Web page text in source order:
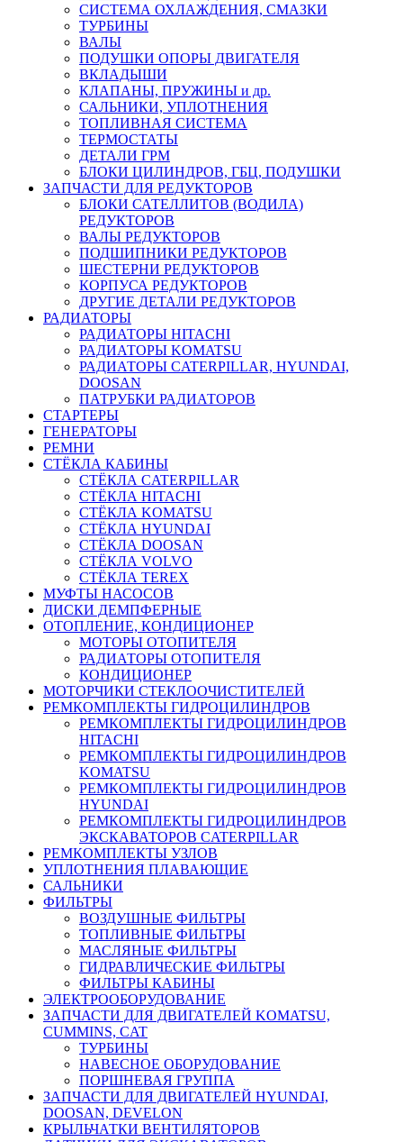
СИСТЕМА ОХЛАЖДЕНИЯ, СМАЗКИ
ТУРБИНЫ
ВАЛЫ
ПОДУШКИ ОПОРЫ ДВИГАТЕЛЯ
ВКЛАДЫШИ
КЛАПАНЫ, ПРУЖИНЫ и др.
САЛЬНИКИ, УПЛОТНЕНИЯ
ТОПЛИВНАЯ СИСТЕМА
ТЕРМОСТАТЫ
ДЕТАЛИ ГРМ
БЛОКИ ЦИЛИНДРОВ, ГБЦ, ПОДУШКИ
ЗАПЧАСТИ ДЛЯ РЕДУКТОРОВ
БЛОКИ САТЕЛЛИТОВ (ВОДИЛА)
РЕДУКТОРОВ
ВАЛЫ РЕДУКТОРОВ
ПОДШИПНИКИ РЕДУКТОРОВ
ШЕСТЕРНИ РЕДУКТОРОВ
КОРПУСА РЕДУКТОРОВ
ДРУГИЕ ДЕТАЛИ РЕДУКТОРОВ
РАДИАТОРЫ
РАДИАТОРЫ HITACHI
РАДИАТОРЫ KOMATSU
РАДИАТОРЫ CATERPILLAR, HYUNDAI,
DOOSAN
ПАТРУБКИ РАДИАТОРОВ
СТАРТЕРЫ
ГЕНЕРАТОРЫ
РЕМНИ
СТЁКЛА КАБИНЫ
СТЁКЛА CATERPILLAR
СТЁКЛА HITACHI
СТЁКЛА KOMATSU
СТЁКЛА HYUNDAI
СТЁКЛА DOOSAN
СТЁКЛА VOLVO
СТЁКЛА TEREX
МУФТЫ НАСОСОВ
ДИСКИ ДЕМПФЕРНЫЕ
ОТОПЛЕНИЕ, КОНДИЦИОНЕР
МОТОРЫ ОТОПИТЕЛЯ
РАДИАТОРЫ ОТОПИТЕЛЯ
КОНДИЦИОНЕР
МОТОРЧИКИ СТЕКЛООЧИСТИТЕЛЕЙ
РЕМКОМПЛЕКТЫ ГИДРОЦИЛИНДРОВ
РЕМКОМПЛЕКТЫ ГИДРОЦИЛИНДРОВ
HITACHI
РЕМКОМПЛЕКТЫ ГИДРОЦИЛИНДРОВ
KOMATSU
РЕМКОМПЛЕКТЫ ГИДРОЦИЛИНДРОВ
HYUNDAI
РЕМКОМПЛЕКТЫ ГИДРОЦИЛИНДРОВ
ЭКСКАВАТОРОВ CATERPILLAR
РЕМКОМПЛЕКТЫ УЗЛОВ
УПЛОТНЕНИЯ ПЛАВАЮЩИЕ
САЛЬНИКИ
ФИЛЬТРЫ
ВОЗДУШНЫЕ ФИЛЬТРЫ
ТОПЛИВНЫЕ ФИЛЬТРЫ
МАСЛЯНЫЕ ФИЛЬТРЫ
ГИДРАВЛИЧЕСКИЕ ФИЛЬТРЫ
ФИЛЬТРЫ КАБИНЫ
ЭЛЕКТРООБОРУДОВАНИЕ
ЗАПЧАСТИ ДЛЯ ДВИГАТЕЛЕЙ KOMATSU,
CUMMINS, CAT
ТУРБИНЫ
НАВЕСНОЕ ОБОРУДОВАНИЕ
ПОРШНЕВАЯ ГРУППА
ЗАПЧАСТИ ДЛЯ ДВИГАТЕЛЕЙ HYUNDAI,
DOOSAN, DEVELON
КРЫЛЬЧАТКИ ВЕНТИЛЯТОРОВ